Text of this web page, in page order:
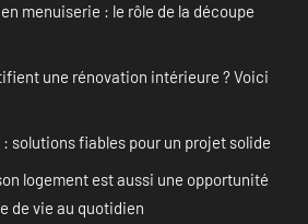
menuiserie : le rôle de la découpe
une rénovation intérieure ? Voici
solutions fiables pour un projet solide
logement est aussi une opportunité
de vie au quotidien